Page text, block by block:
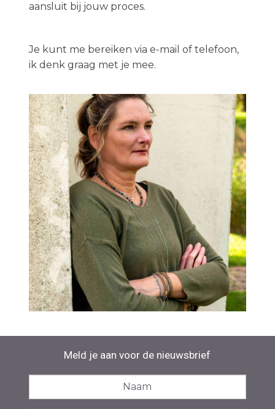
aansluit bij jouw proces.
Je kunt me bereiken via e-mail of telefoon,
ik denk graag met je mee.
Meld je aan voor de nieuwsbrief